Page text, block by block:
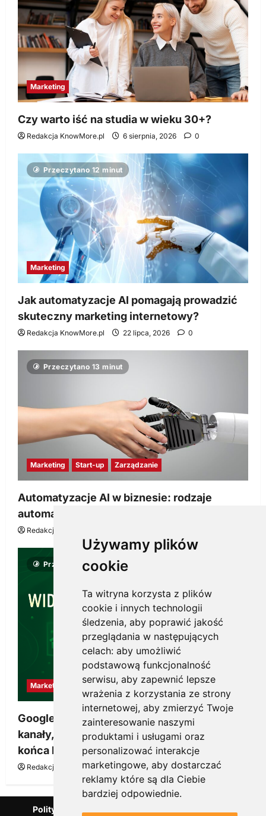
Używamy plików
cookie
Ta witryna korzysta z plików
cookie i innych technologii
śledzenia, aby poprawić jakość
przeglądania w następujących
celach: aby umożliwić
podstawową funkcjonalność
serwisu, aby zapewnić lepsze
wrażenia z korzystania ze strony
internetowej, aby zmierzyć Twoje
zainteresowanie naszymi
produktami i usługami oraz
personalizować interakcje
marketingowe, aby dostarczać
reklamy które są dla Ciebie
bardziej odpowiednie.
Marketing
Czy warto iść na studia w wieku 30+?
Redakcja KnowMore.pl 6 sierpnia, 2026 0
Przeczytano 12 minut
Marketing
Jak automatyzacje AI pomagają prowadzić
skuteczny marketing internetowy?
Redakcja KnowMore.pl 22 lipca, 2026 0
Przeczytano 13 minut
Marketing Start-up Zarządzanie
Automatyzacje AI w biznesie: rodzaje
automatyzacji i korzyści dla Twojej firmy
Redakcja KnowMore.pl
Przeczytano 8 minut
Marketing
Google Ads, SEO i analityka – jak połączyć
kanały, żeby reklama pracowała dłużej niż do
końca budżetu
Redakcja KnowMore.pl 20 marca, 2026 0
Polityka Prywatności